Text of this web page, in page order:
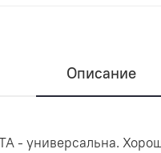
Описание
- универсальна.